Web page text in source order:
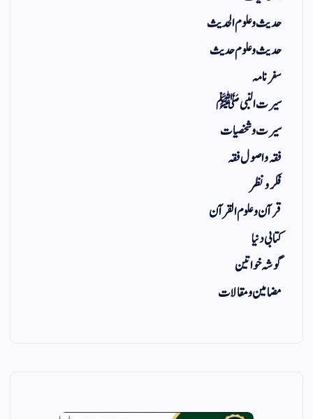
حدیث و علوم الحدیث
حدیث و علوم حدیث
سفر نامہ
سیرت النبی ﷺ
سیرت و شخصیات
فقہ و اصول فقہ
فکر و نظر
قرآن و علوم القرآن
کتابی دنیا
گوشہ خواتین
مضامین و مقالات